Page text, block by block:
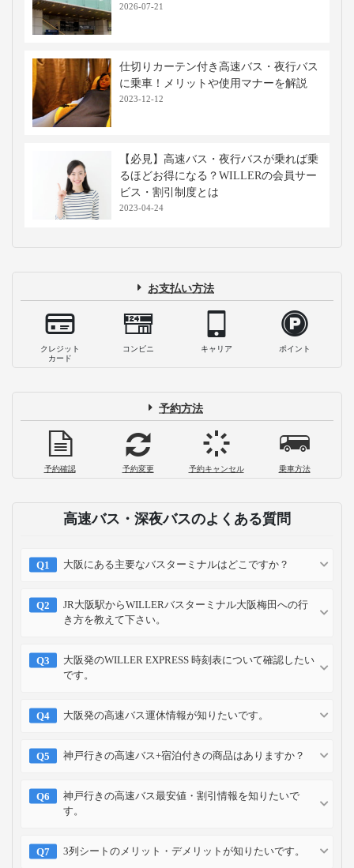
2026-07-21
仕切りカーテン付き高速バス・夜行バス
に乗車！メリットや使用マナーを解説
2023-12-12
【必見】高速バス・夜行バスが乗れば乗
るほどお得になる？WILLERの会員サー
ビス・割引制度とは
2023-04-24
お支払い方法
クレジット
カード
コンビニ キャリア ポイント
予約方法
予約確認 予約変更 予約キャンセル 乗車方法
高速バス・深夜バスのよくある質問
大阪にある主要なバスターミナルはどこですか？
JR大阪駅からWILLERバスターミナル大阪梅田への行
き方を教えて下さい。
大阪発のWILLER EXPRESS 時刻表について確認したい
です。
大阪発の高速バス運休情報が知りたいです。
神戸行きの高速バス+宿泊付きの商品はありますか？
神戸行きの高速バス最安値・割引情報を知りたいで
す。
3列シートのメリット・デメリットが知りたいです。